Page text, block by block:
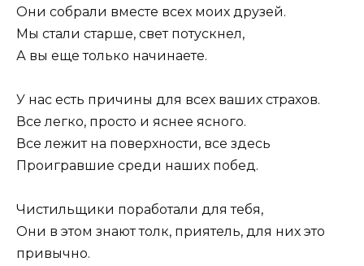
Они собрали вместе всех моих друзей.
Мы стали старше, свет потускнел,
А вы еще только начинаете.
У нас есть причины для всех ваших страхов.
Все легко, просто и яснее ясного.
Все лежит на поверхности, все здесь
Проигравшие среди наших побед.
Чистильщики поработали для тебя,
Они в этом знают толк, приятель, для них это
привычно.